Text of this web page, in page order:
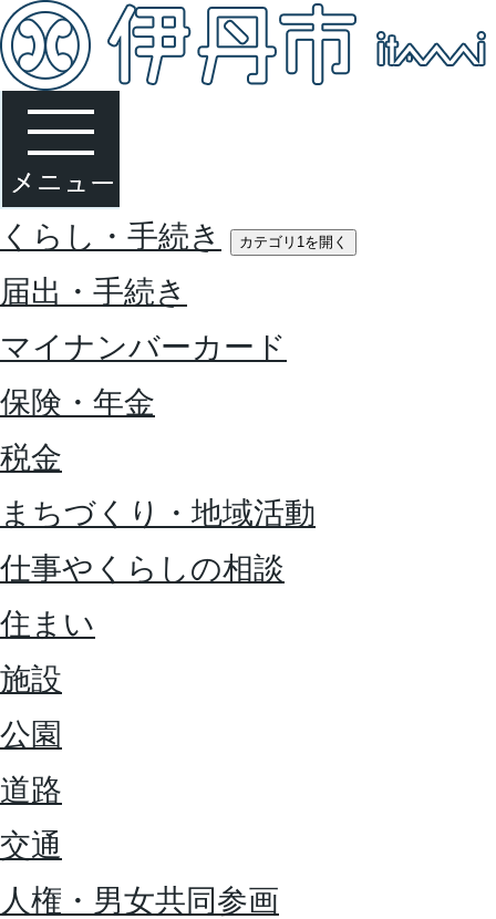
くらし・手続き カテゴリ1を開く
届出・手続き
マイナンバーカード
保険・年金
税金
まちづくり・地域活動
仕事やくらしの相談
住まい
施設
公園
道路
交通
人権・男女共同参画